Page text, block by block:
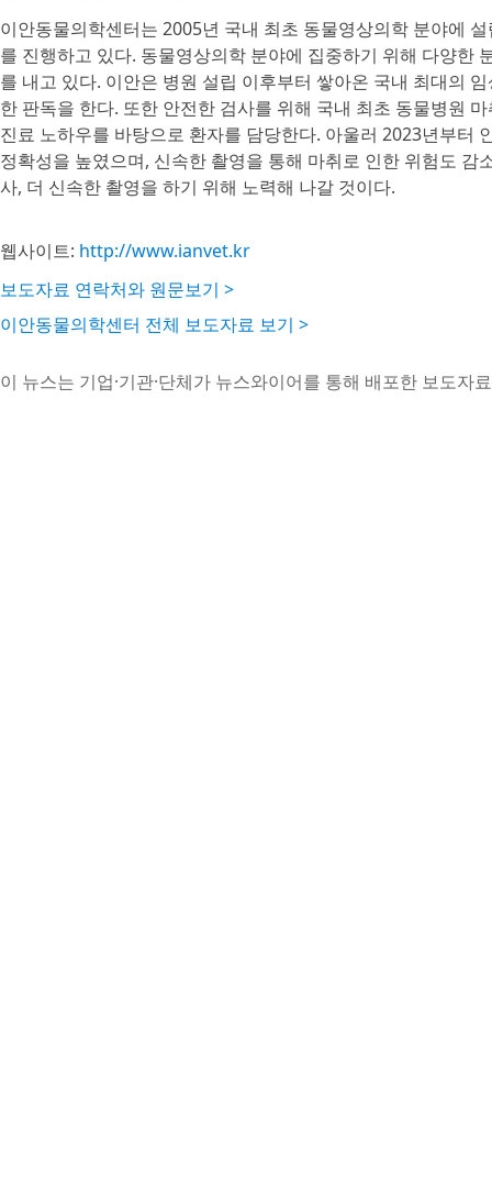
이안동물의학센터는 2005년 국내 최초 동물영상의학 분야에
를 진행하고 있다. 동물영상의학 분야에 집중하기 위해 다양한
를 내고 있다. 이안은 병원 설립 이후부터 쌓아온 국내 최대의
한 판독을 한다. 또한 안전한 검사를 위해 국내 최초 동물병원
진료 노하우를 바탕으로 환자를 담당한다. 아울러 2023년부터
정확성을 높였으며, 신속한 촬영을 통해 마취로 인한 위험도
사, 더 신속한 촬영을 하기 위해 노력해 나갈 것이다.
웹사이트: http://www.ianvet.kr
보도자료 연락처와 원문보기 >
이안동물의학센터 전체 보도자료 보기 >
이 뉴스는 기업·기관·단체가 뉴스와이어를 통해 배포한 보도자